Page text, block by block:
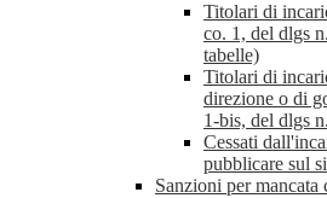
Titolari di
co. 1, del dlgs
tabelle)
Titolari di
direzione o di
1-bis, del dlgs
Cessati
pubblicare sul
Sanzioni per